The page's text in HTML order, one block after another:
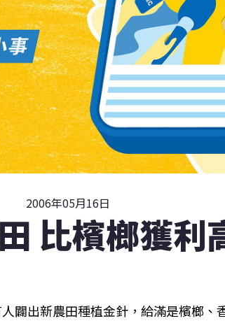
2006年05月16日
比檳榔獲利
闢出新農田種植金針，給滿是檳榔、